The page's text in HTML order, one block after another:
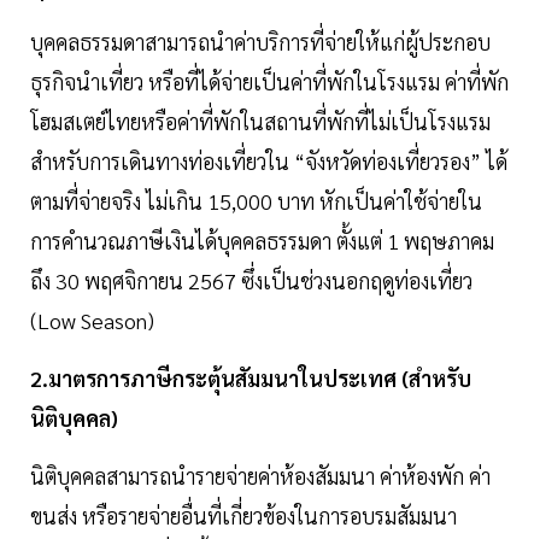
บุคคลธรรมดาสามารถนำค่าบริการที่จ่ายให้แก่ผู้ประกอบ
ธุรกิจนำเที่ยว หรือที่ได้จ่ายเป็นค่าที่พักในโรงแรม ค่าที่พัก
โฮมสเตย์ไทยหรือค่าที่พักในสถานที่พักที่ไม่เป็นโรงแรม
สำหรับการเดินทางท่องเที่ยวใน “จังหวัดท่องเที่ยวรอง” ได้
ตามที่จ่ายจริง ไม่เกิน 15,000 บาท หักเป็นค่าใช้จ่ายใน
การคำนวณภาษีเงินได้บุคคลธรรมดา ตั้งแต่ 1 พฤษภาคม
ถึง 30 พฤศจิกายน 2567 ซึ่งเป็นช่วงนอกฤดูท่องเที่ยว
(Low Season)
2.มาตรการภาษีกระตุ้นสัมมนาในประเทศ (สำหรับ
นิติบุคคล)
นิติบุคคลสามารถนำรายจ่ายค่าห้องสัมมนา ค่าห้องพัก ค่า
ขนส่ง หรือรายจ่ายอื่นที่เกี่ยวข้องในการอบรมสัมมนา